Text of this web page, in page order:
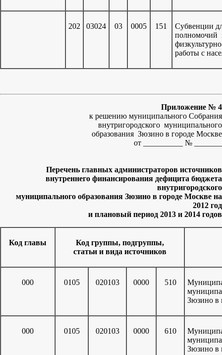
202 03024 03 0005 151
Субвенции
полномочий
работы с
Приложение № 4
к решению муниципального Собрания
внутригородского муниципального
образования Зюзино в городе Москве
от __________ № _______
Перечень главных администраторов источников
внутреннего финансирования дефицита бюджета
внутригородского
муниципального образования Зюзино в городе Москве на
2012 год
и плановый период 2013 и 2014 годов
Код главы
Код группы, подгруппы,
статьи и вида источников
000 0105 020103 0000 510
Зюзино в
000 0105 020103 0000 610
Зюзино в